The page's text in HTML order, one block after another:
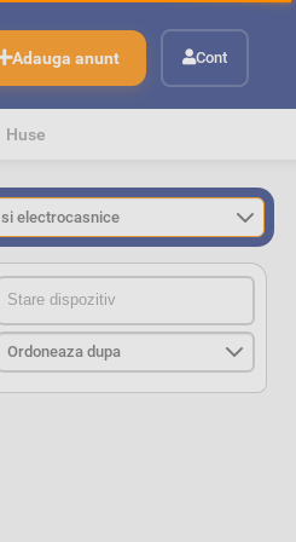
Adauga anunt Cont
Huse
StareStare